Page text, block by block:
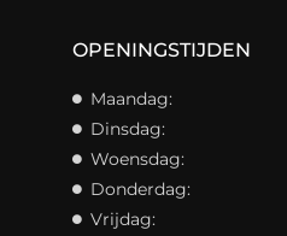
OPENINGSTIJDEN
Maandag:
Dinsdag:
Woensdag:
Donderdag:
Vrijdag: